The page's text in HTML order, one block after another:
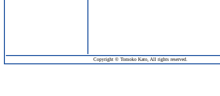
Copyright © Tomoko Kato, All rights reserved.